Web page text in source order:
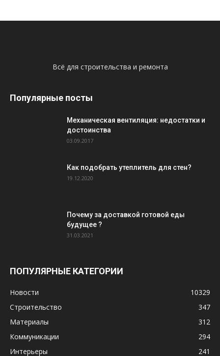
Всё для строительства и ремонта
Популярные посты
Механическая вентиляция: недостатки и
достоинства
03.09.2017
Как подобрать утеплитель для стен?
19.12.2020
Почему за доставкой готовой еды
будущее ?
31.03.2021
ПОПУЛЯРНЫЕ КАТЕГОРИИ
Новости
10329
Строительство
347
Материалы
312
Коммуникации
294
Интерьеры
241